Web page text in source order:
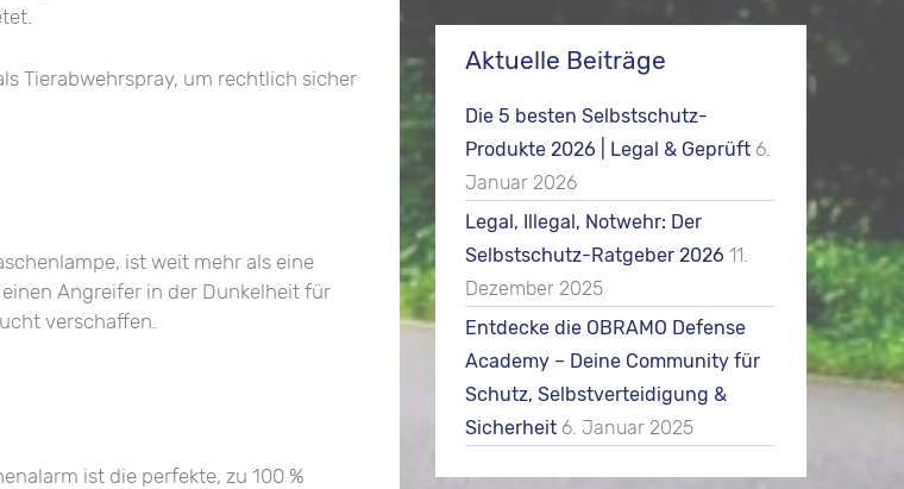
Tierabwehrspray, um rechtlich sicher
ist weit mehr als eine
Angreifer in der Dunkelheit für
verschaffen.
ist die perfekte, zu 100 %
Aktuelle Beiträge
Die 5 besten Selbstschutz-
Produkte 2026 | Legal & Geprüft 6.
Januar 2026
Legal, Illegal, Notwehr: Der
Selbstschutz-Ratgeber 2026 11.
Dezember 2025
Entdecke die OBRAMO Defense
Academy – Deine Community für
Schutz, Selbstverteidigung &
Sicherheit 6. Januar 2025